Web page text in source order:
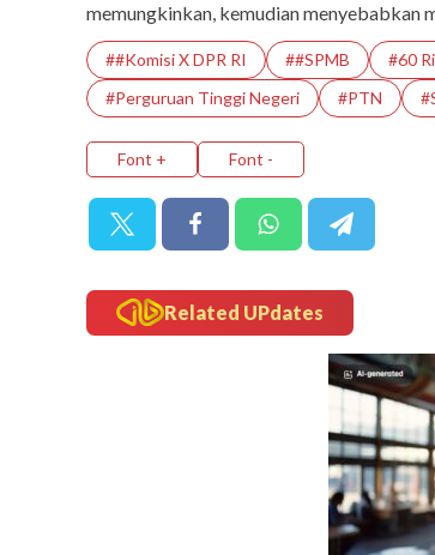
memungkinkan, kemudian menyebabkan
##Komisi X DPR RI ##SPMB #60
#Perguruan Tinggi Negeri
#PTN
Font + Font -
Related UPdates